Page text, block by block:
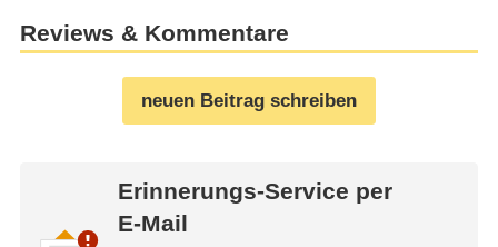
Reviews & Kommentare
neuen Beitrag schreiben
Erinnerungs-Service per
E-Mail